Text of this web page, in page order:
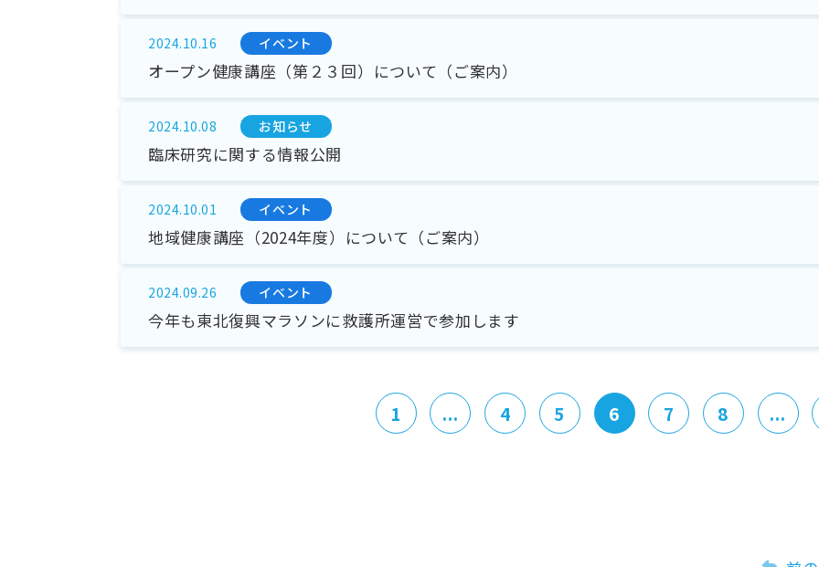
2024.10.16 イベント
オープン健康講座（第２３回）について（ご案内）
2024.10.08 お知らせ
臨床研究に関する情報公開
2024.10.01 イベント
地域健康講座（2024年度）について（ご案内）
2024.09.26 イベント
今年も東北復興マラソンに救護所運営で参加します
1 ... 4 5 6 7 8 ...